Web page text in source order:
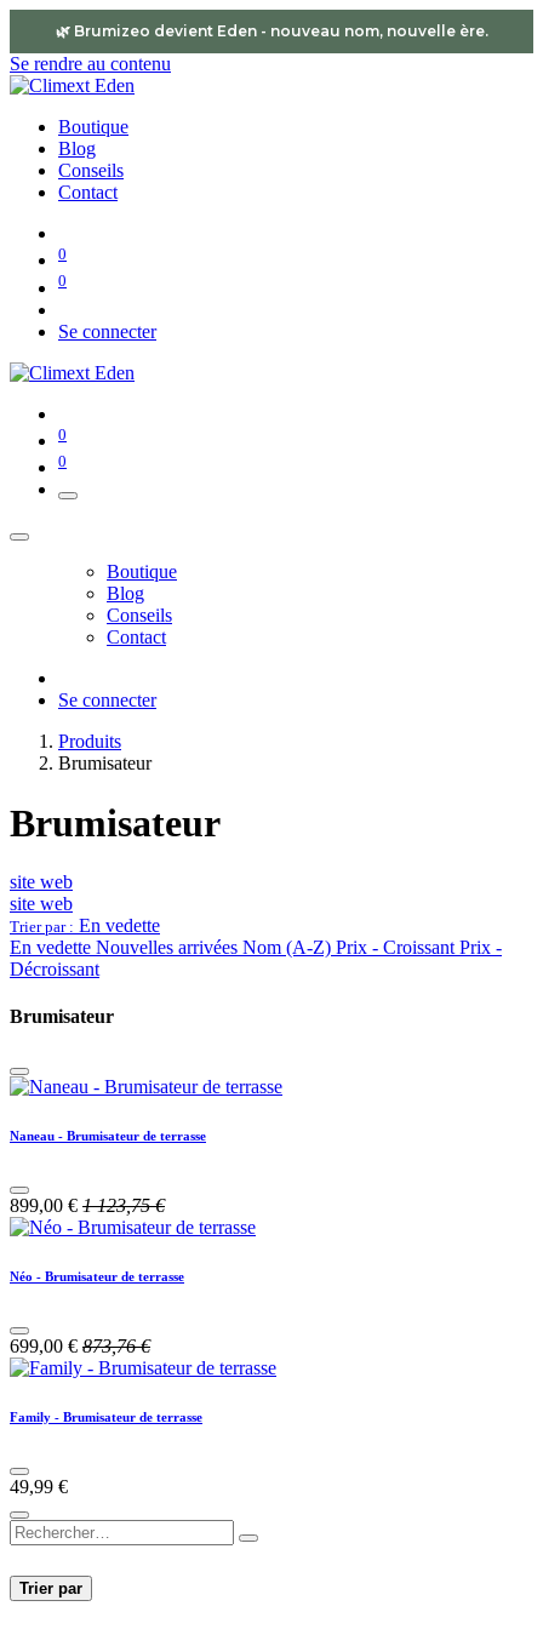
🌿 Brumizeo devient Eden- nouveau nom, nouvelle ère.
Se rendre au contenu
Boutique
Blog
Conseils
Contact
0
0
Se connecter
0
0
Boutique
Blog
Conseils
Contact
Se connecter
Produits
Brumisateur
Brumisateur
site web
site web
Trier par : En vedette
En vedette Nouvelles arrivées Nom (A-Z) Prix - Croissant Prix -
Décroissant
Brumisateur
Naneau - Brumisateur de terrasse
899,00 € 1 123,75€
Néo - Brumisateur de terrasse
699,00 € 873,76€
Family - Brumisateur de terrasse
49,99 €
Trier par